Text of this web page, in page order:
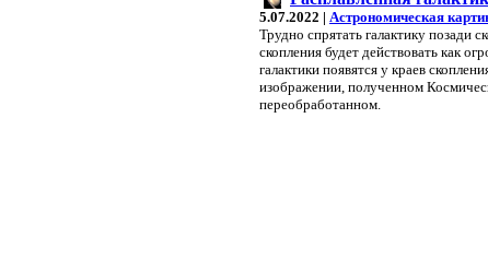
5.07.2022 | Астрономическая
Трудно спрятать галактику позади
скопления будет действовать как
галактики появятся у краев
изображении, полученном
переобработанном.